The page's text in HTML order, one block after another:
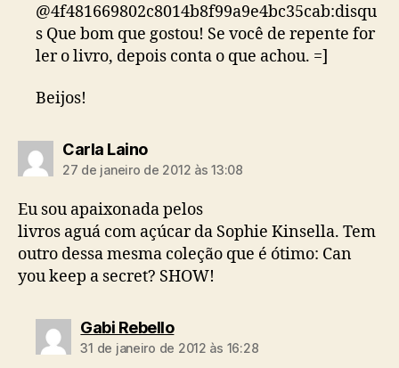
@4f481669802c8014b8f99a9e4bc35cab:disqu
s Que bom que gostou! Se você de repente for
ler o livro, depois conta o que achou. =]
Beijos!
Carla Lainodiz:
27 de janeiro de 2012 às 13:08
Eu sou apaixonada pelos
livros aguá com açúcar da Sophie Kinsella. Tem
outro dessa mesma coleção que é ótimo: Can
you keep a secret? SHOW!
Gabi Rebellodiz:
31 de janeiro de 2012 às 16:28